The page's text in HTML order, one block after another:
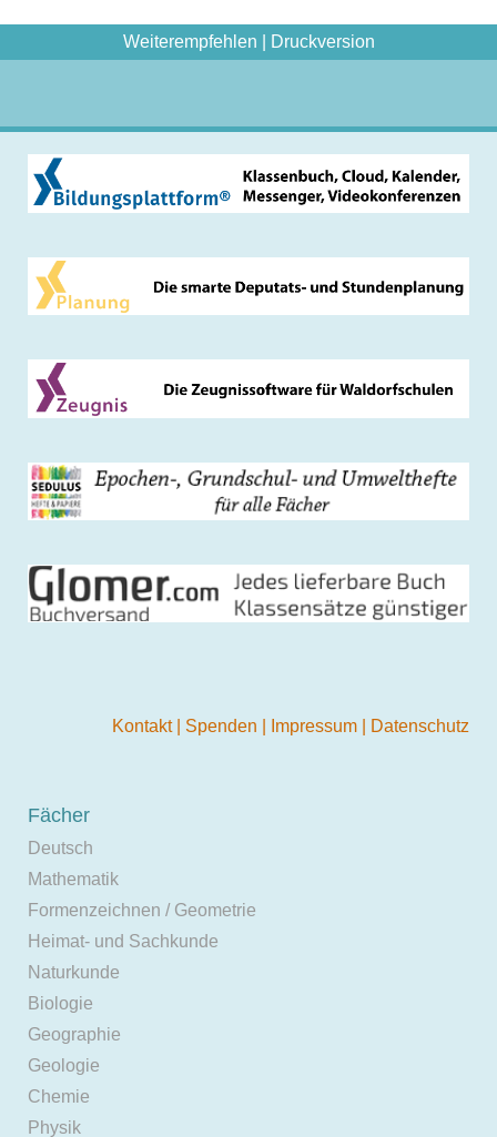
Weiterempfehlen Druckversion
Kontakt Spenden Impressum Datenschutz
Fächer
Deutsch
Mathematik
Formenzeichnen / Geometrie
Heimat- und Sachkunde
Naturkunde
Biologie
Geographie
Geologie
Chemie
Physik